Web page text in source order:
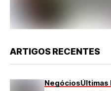
ARTIGOS RECENTES
NegóciosÚltimas